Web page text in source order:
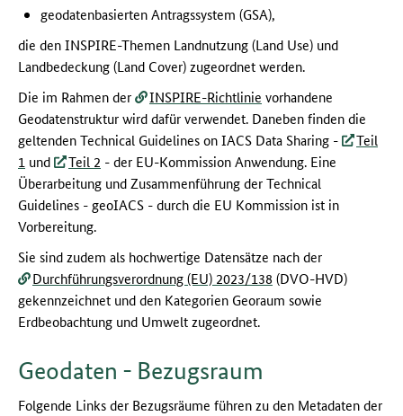
geodatenbasierten Antragssystem (GSA),
die den INSPIRE-Themen Landnutzung (Land Use) und
Landbedeckung (Land Cover) zugeordnet werden.
Die im Rahmen der
INSPIRE-Richtlinie vorhandene
Geodatenstruktur wird dafür verwendet. Daneben finden die
geltenden Technical Guidelines on IACS Data Sharing -
Teil
1 und Teil 2 - der EU-Kommission Anwendung. Eine
Überarbeitung und Zusammenführung der Technical
Guidelines - geoIACS - durch die EU Kommission ist in
Vorbereitung.
Sie sind zudem als hochwertige Datensätze nach der
Durchführungsverordnung (EU) 2023/138 (DVO-HVD)
gekennzeichnet und den Kategorien Georaum sowie
Erdbeobachtung und Umwelt zugeordnet.
Geodaten - Bezugsraum
Folgende Links der Bezugsräume führen zu den Metadaten der